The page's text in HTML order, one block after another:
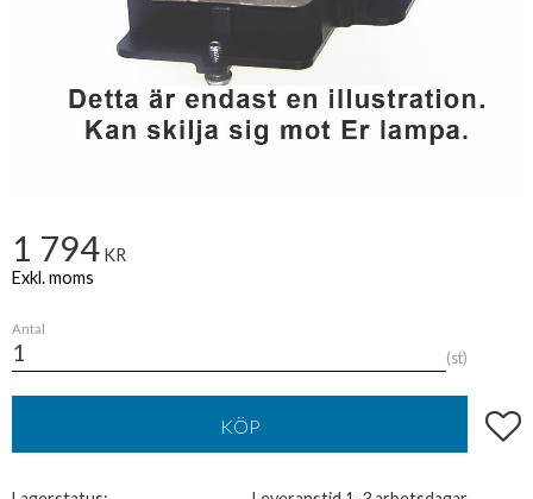
1 794 KR
Antal
st
KÖP Lägg